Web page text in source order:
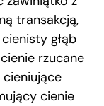
transakcją,
głąb
rzucane
cienie